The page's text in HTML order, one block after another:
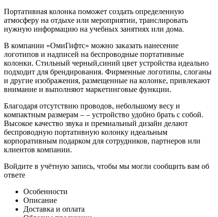
Портативная колонка поможет создать определенную
атмосферу на отдыхе или мероприятии, транслировать
нужную информацию на учебных занятиях или дома.
В компании «ОмиГифтс» можно заказать нанесение
логотипов и надписей на беспроводные портативные
колонки. Стильный черный,синий цвет устройства идеально
подходит для брендирования. Фирменные логотипы, слоганы
и другие изображения, размещенные на колонке, привлекают
внимание и выполняют маркетинговые функции.
Благодаря отсутствию проводов, небольшому весу и
компактным размерам – – устройство удобно брать с собой.
Высокое качество звука и премиальный дизайн делают
беспроводную портативную колонку идеальным
корпоративным подарком для сотрудников, партнеров или
клиентов компании.
Войдите в учётную запись, чтобы мы могли сообщить вам об
ответе
Особенности
Описание
Доставка и оплата